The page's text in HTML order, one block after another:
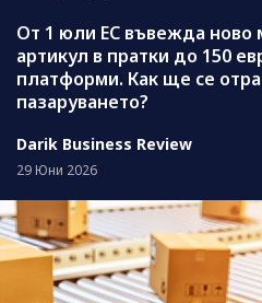
От 1 юли ЕС въвежда ново
артикул в пратки до 150
платформи. Как ще се
пазаруването?
Darik Business Review
29 Юни 2026